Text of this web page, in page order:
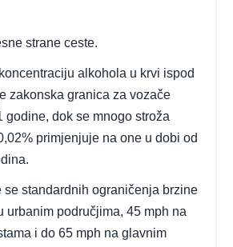
strane ceste.
alkohola u krvi ispod
zakonska granica za vozače
godine, dok se mnogo stroža
primjenjuje na one u dobi od
se standardnih ograničenja brzine
urbanim područjima, 45 mph na
i do 65 mph na glavnim